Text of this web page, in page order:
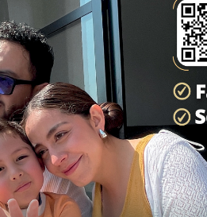
POLICIACA
ocultos